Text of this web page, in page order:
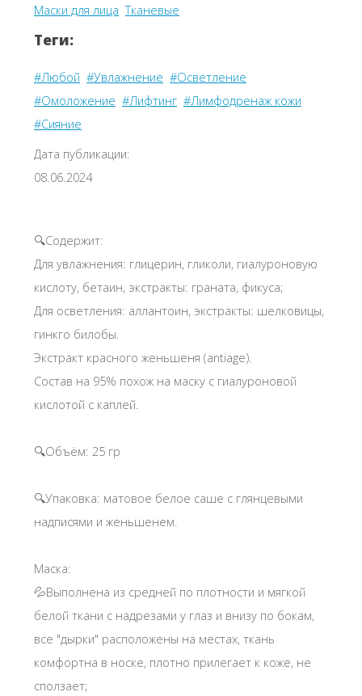
Маски для лица Тканевые
Теги:
#Любой #Увлажнение #Осветление
#Омоложение #Лифтинг #Лимфодренаж кожи
#Сияние
Дата публикации:
08.06.2024
🔍Содержит:
Для увлажнения: глицерин, гликоли, гиалуроновую
кислоту, бетаин, экстракты: граната, фикуса;
Для осветления: аллантоин, экстракты: шелковицы,
гинкго билобы.
Экстракт красного женьшеня (antiage).
Состав на 95% похож на маску с гиалуроновой
кислотой с каплей.
🔍Объём: 25 гр
🔍Упаковка: матовое белое саше с глянцевыми
надписями и женьшенем.
Маска:
💦Выполнена из средней по плотности и мягкой
белой ткани с надрезами у глаз и внизу по бокам,
все "дырки" расположены на местах, ткань
комфортна в носке, плотно прилегает к коже, не
сползает;